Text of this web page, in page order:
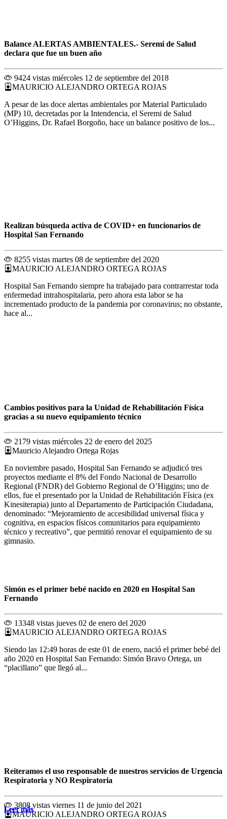
Leer más
Leer más
Leer más
Balance ALERTAS AMBIENTALES.- Seremi de Salud
declara que fue un buen año
9424 vistas miércoles 12 de septiembre del 2018
MAURICIO ALEJANDRO ORTEGA ROJAS
A pesar de las doce alertas ambientales por Material Particulado
(MP) 10, decretadas por la Intendencia, el Seremi de Salud
O’Higgins, Dr. Rafael Borgoño, hace un balance positivo de los...
Leer más
Realizan búsqueda activa de COVID+ en funcionarios de
Hospital San Fernando
8255 vistas martes 08 de septiembre del 2020
MAURICIO ALEJANDRO ORTEGA ROJAS
Hospital San Fernando siempre ha trabajado para contrarrestar toda
enfermedad intrahospitalaria, pero ahora esta labor se ha
incrementado producto de la pandemia por coronavirus; no obstante,
hace al...
Leer más
Cambios positivos para la Unidad de Rehabilitación Física
gracias a su nuevo equipamiento técnico
2179 vistas miércoles 22 de enero del 2025
Mauricio Alejandro Ortega Rojas
En noviembre pasado, Hospital San Fernando se adjudicó tres
proyectos mediante el 8% del Fondo Nacional de Desarrollo
Regional (FNDR) del Gobierno Regional de O’Higgins; uno de
ellos, fue el presentado por la Unidad de Rehabilitación Física (ex
Kinesiterapia) junto al Departamento de Participación Ciudadana,
denominado: “Mejoramiento de accesibilidad universal física y
cognitiva, en espacios físicos comunitarios para equipamiento
técnico y recreativo”, que permitió renovar el equipamiento de su
gimnasio.
Leer más
Simón es el primer bebé nacido en 2020 en Hospital San
Fernando
13348 vistas jueves 02 de enero del 2020
MAURICIO ALEJANDRO ORTEGA ROJAS
Siendo las 12:49 horas de este 01 de enero, nació el primer bebé del
año 2020 en Hospital San Fernando: Simón Bravo Ortega, un
“placillano” que llegó al...
Leer más
Reiteramos el uso responsable de nuestros servicios de Urgencia
Respiratoria y NO Respiratoria
3808 vistas viernes 11 de junio del 2021
MAURICIO ALEJANDRO ORTEGA ROJAS
Leer más
Leer más
Leer más
Leer más
Leer más